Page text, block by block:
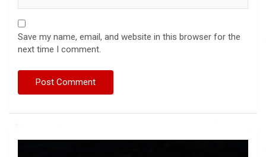
Save my name, email, and website in this browser for the
next time I comment.